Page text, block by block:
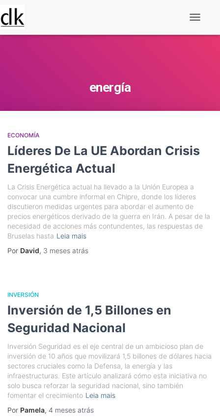
energía
ECONOMÍA
Líderes De La UE Abordan Crisis
Energética Actual
La Crisis Energética actual ha llevado a la Unión Europea a
convocar una cumbre informal en Chipre, donde los líderes
discutieron medidas urgentes para abordar el aumento de
precios energéticos derivado de la guerra en Irán. A pesar de la
necesidad de acciones más contundentes, las respuestas de
Bruselas hasta Leia mais
Por David, 3 meses atrás
INVERSIÓN
Inversión de 1,5 Billones en
Seguridad Nacional
Inversión Seguridad es el eje central de un ambicioso plan de
inversión de 10 años que movilizará 1,5 billones de dólares hacia
sectores cruciales como la Defensa, la energía y las
infraestructuras. Este artículo analizará cómo esta iniciativa no
solo busca reforzar la seguridad nacional, sino también
fomentar el crecimiento Leia mais
Por Pamela, 4 meses atrás